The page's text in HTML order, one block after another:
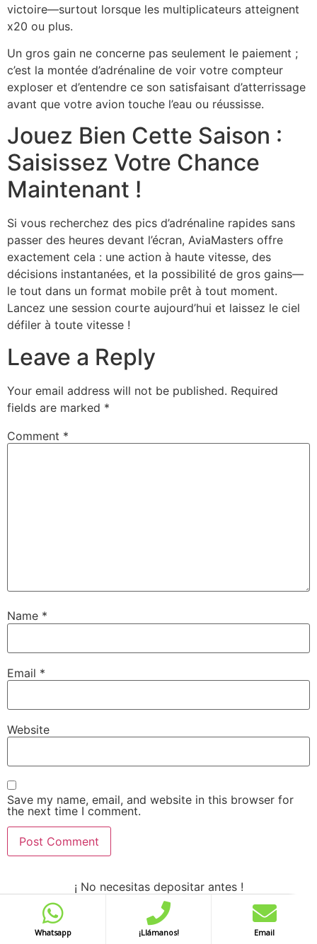
Whatsapp ¡Llámanos! Email
victoire—surtout lorsque les multiplicateurs atteignent
x20 ou plus.
Un gros gain ne concerne pas seulement le paiement ;
c’est la montée d’adrénaline de voir votre compteur
exploser et d’entendre ce son satisfaisant d’atterrissage
avant que votre avion touche l’eau ou réussisse.
Jouez Bien Cette Saison :
Saisissez Votre Chance
Maintenant !
Si vous recherchez des pics d’adrénaline rapides sans
passer des heures devant l’écran, AviaMasters offre
exactement cela : une action à haute vitesse, des
décisions instantanées, et la possibilité de gros gains—
le tout dans un format mobile prêt à tout moment.
Lancez une session courte aujourd’hui et laissez le ciel
défiler à toute vitesse !
Leave a Reply
Your email address will not be published. Required
fields are marked *
Comment *
Name *
Email *
Website
Save my name, email, and website in this browser for
the next time I comment.
¡ No necesitas depositar antes !
All rights reserved